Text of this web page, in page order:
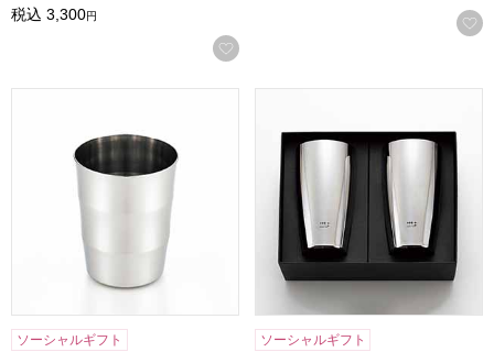
税込 3,300円
お気に入りに登録する
ソーシャルギフト ソーシャルギフト